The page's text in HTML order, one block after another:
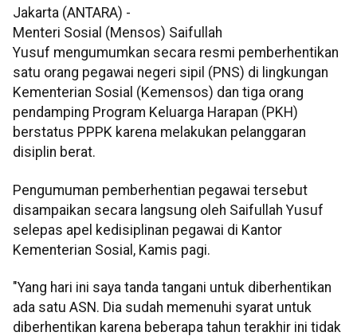
Jakarta (ANTARA) -
Menteri Sosial (Mensos) Saifullah
Yusuf mengumumkan secara resmi pemberhentikan
satu orang pegawai negeri sipil (PNS) di lingkungan
Kementerian Sosial (Kemensos) dan tiga orang
pendamping Program Keluarga Harapan (PKH)
berstatus PPPK karena melakukan pelanggaran
disiplin berat.
Pengumuman pemberhentian pegawai tersebut
disampaikan secara langsung oleh Saifullah Yusuf
selepas apel kedisiplinan pegawai di Kantor
Kementerian Sosial, Kamis pagi.
"Yang hari ini saya tanda tangani untuk diberhentikan
ada satu ASN. Dia sudah memenuhi syarat untuk
diberhentikan karena beberapa tahun terakhir ini tidak